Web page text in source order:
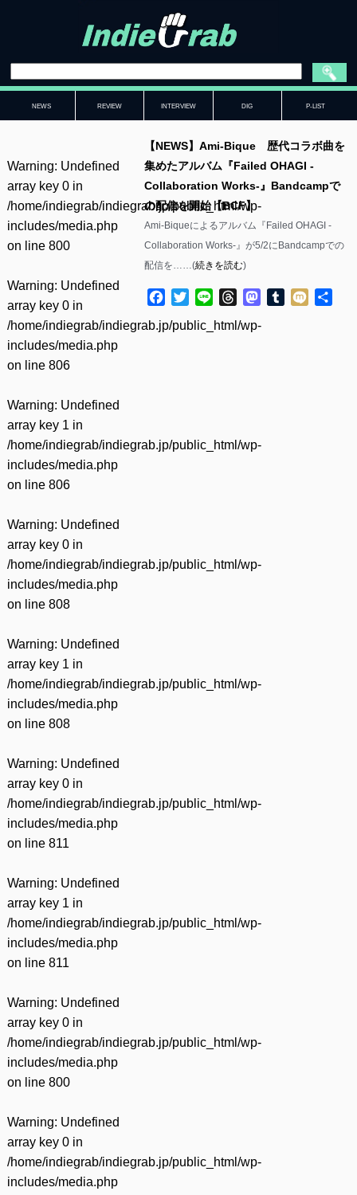
NEWS REVIEW INTERVIEW DIG P-LIST
Warning: Undefined
array key 0 in
/home/indiegrab/indiegrab.jp/public_html/wp-
includes/media.php
on line 800
Warning: Undefined
array key 0 in
/home/indiegrab/indiegrab.jp/public_html/wp-
includes/media.php
on line 806
Warning: Undefined
array key 1 in
/home/indiegrab/indiegrab.jp/public_html/wp-
includes/media.php
on line 806
Warning: Undefined
array key 0 in
/home/indiegrab/indiegrab.jp/public_html/wp-
includes/media.php
on line 808
Warning: Undefined
array key 1 in
/home/indiegrab/indiegrab.jp/public_html/wp-
includes/media.php
on line 808
Warning: Undefined
array key 0 in
/home/indiegrab/indiegrab.jp/public_html/wp-
includes/media.php
on line 811
Warning: Undefined
array key 1 in
/home/indiegrab/indiegrab.jp/public_html/wp-
includes/media.php
on line 811
Warning: Undefined
array key 0 in
/home/indiegrab/indiegrab.jp/public_html/wp-
includes/media.php
on line 800
Warning: Undefined
array key 0 in
/home/indiegrab/indiegrab.jp/public_html/wp-
includes/media.php
【NEWS】Ami-Bique 歴代コラボ曲を
集めたアルバム『Failed OHAGI -
Collaboration Works-』Bandcampで
の配信を開始【BCF】
Ami-Biqueによるアルバム『Failed OHAGI -
Collaboration Works-』が5/2にBandcampでの
配信を……(続きを読む)
Facebook
TwitterLine ThreadsMastodon
Tumblr
Mixi